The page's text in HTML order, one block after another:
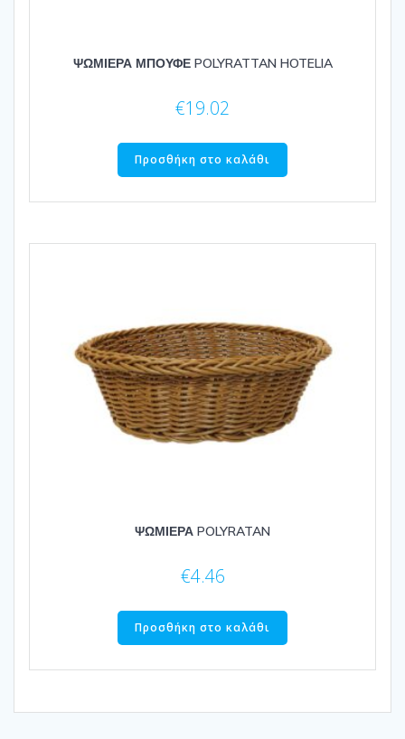
ΨΩΜΙΕΡΑ ΜΠΟΥΦΕ POLYRATTAN HOTELIA
€19.02
Προσθήκη στο καλάθι
ΨΩΜΙΕΡΑ POLYRATAN
€4.46
Προσθήκη στο καλάθι